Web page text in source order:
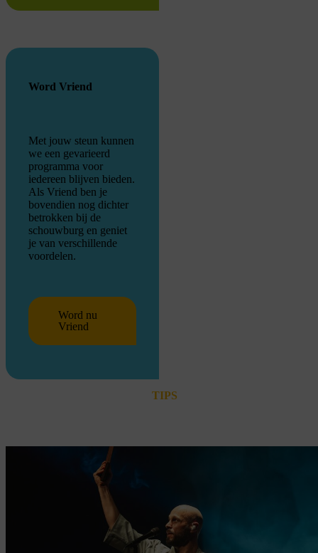
Word Vriend
Met jouw steun kunnen
we een gevarieerd
programma voor
iedereen blijven bieden.
Als Vriend ben je
bovendien nog dichter
betrokken bij de
schouwburg en geniet
je van verschillende
voordelen.
Word nu
Vriend
TIPS